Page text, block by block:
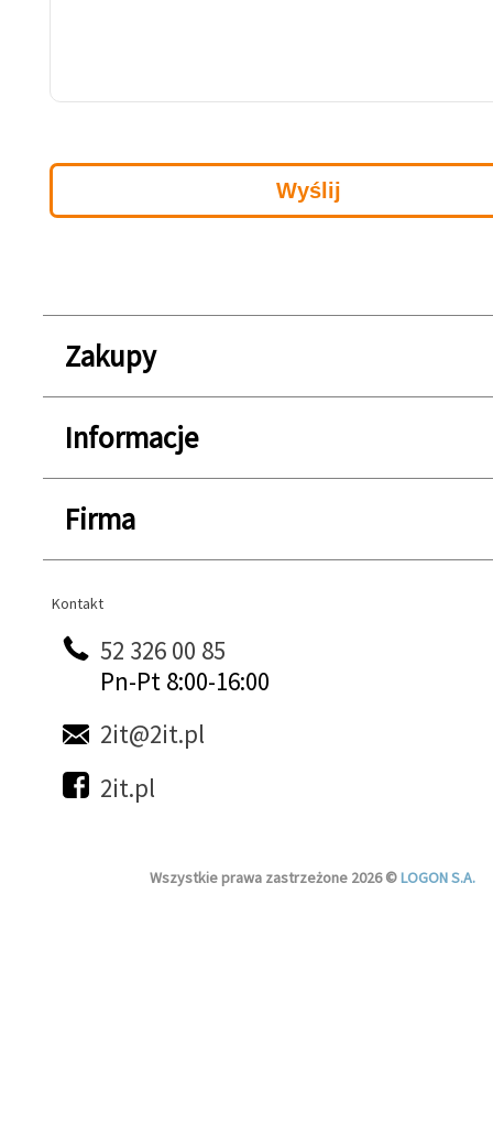
Zakupy
Informacje
Firma
Kontakt
Kontakt
52 326 00 85
Pn-Pt 8:00-16:00
2it@2it.pl
2it.pl
Wszystkie prawa zastrzeżone 2026 ©LOGON S.A.